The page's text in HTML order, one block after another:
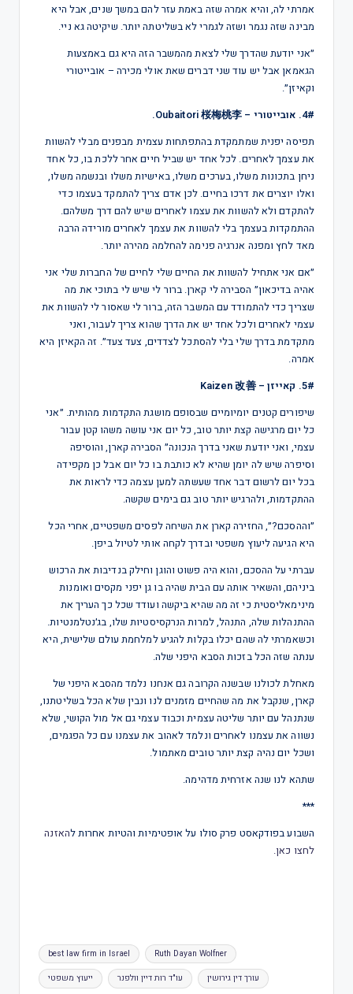
אמרתי לה, והיא אמרה שזה באמת עזר להם במשך שנים, אבל היא
מבינה שזה נגמר ושזה לגמרי לא בשליטתה יותר. שיקיטה גא ניי.
״אני יודעת שהדרך שלי לצאת מהמשבר הזה היא גם באמצעות
הגאמאן אבל יש עוד שני דברים שאת אולי מכירה – אובייטורי
וקאיזן״.
4#. אובייטורי – Oubaitori 桜梅桃李.
תפיסה יפנית שמתמקדת בהתפתחות עצמית מבפנים מבלי להשוות
את עצמך לאחרים. לכל אחד יש שביל חיים אחר ללכת בו, כל אחד
ניחן בתכונות משלו, בערכים משלו, באישיות משלו ובנשמה משלו,
ואלו יוצרים את דרכו בחיים. לכן אדם צריך להתמקד בעצמו כדי
להתקדם ולא להשוות את עצמו לאחרים שיש להם דרך משלהם.
ההתמקדות בעצמך בלי להשוות את עצמך לאחרים מורידה הרבה
מאד לחץ ומפנה אנרגיה פנימה להחלמה מהירה יותר.
״אם אני אתחיל להשוות את החיים שלי לחיים של החברות שלי אני
אהיה בדיכאון״ הסבירה לי קארן. ברור לי שיש לי בתוכי את מה
שצריך כדי להתמודד עם המשבר הזה, ברור לי שאסור לי להשוות את
עצמי לאחרים ולכל אחד יש את הדרך שהוא צריך לעבור, ואני
מתקדמת בדרך שלי בלי להסתכל לצדדים, צעד צעד״. זה הקאיזן היא
אמרה.
5#. קאייזן – Kaizen 改善
שיפורים קטנים יומיומיים שבסופם מושגת התקדמות מהותית. ״אני
כל יום מרגישה קצת יותר טוב, כל יום אני עושה משהו קטן עבור
עצמי, ואני יודעת שאני בדרך הנכונה״ הסבירה קארן, והוסיפה
וסיפרה שיש לה יומן שהיא לא כותבת בו כל יום אבל כן מקפידה
בכל יום לרשום דבר אחד שעשתה למען עצמה כדי לראות את
ההתקדמות, ולהרגיש יותר טוב גם בימים שקשה.
״וההסכם?״, החזירה קארן את השיחה לפסים משפטיים, אחרי הכל
היא הגיעה ליעוץ משפטי ובדרך לקחה אותי לטיול ביפן.
עברתי על ההסכם, והוא היה פשוט והוגן וחילק בנדיבות את הרכוש
ביניהם, והשאיר אותה עם הבית שהיה בו גן יפני מקסים ואומנות
מינימאליסטית כי זה מה שהיא ביקשה ועודד שכל כך העריך את
ההתנהלות שלה, התנהל, למרות הנרקסיסטיות שלו, בג׳נטלמנטיות.
וכשאמרתי לה שהם יכלו בקלות להגיע למלחמת עולם שלישית, היא
ענתה שזה הכל בזכות הסבא היפני שלה.
מאחלת לכולנו שבשנה הקרובה גם אנחנו נלמד מהסבא היפני של
קארן, שנקבל את מה שהחיים מזמנים לנו ונבין שלא הכל בשליטתנו,
שנתנהל עם יותר שליטה עצמית וכבוד עצמי גם אל מול הקושי, שלא
נשווה את עצמנו לאחרים ונלמד לאהוב את עצמנו עם כל הפגמים,
ושכל יום נהיה קצת יותר טובים מאתמול.
שתהא לנו שנה אזרחית מדהימה.
***
השבוע בפודקאסט פרק סולו על אופטימיות והטיות אחרות להאזנה
לחצו כאן.
best law firm in Israel Ruth Dayan Wolfner
ייעוץ משפטי עו"ד רות דיין וולפנר עורך דין גירושין